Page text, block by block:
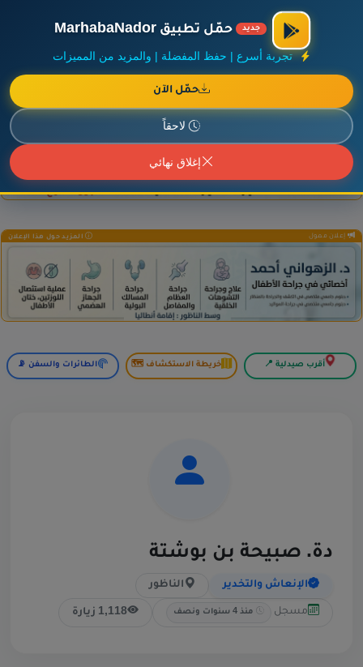
أضف نشاطك مجاناً
جديد حمّل تطبيق MarhabaNador
تجربة أسرع | حفظ المفضلة | والمزيد من المميزات
حمّل الآن
لاحقاً
إغلاق نهائي
إعلان ممول المزيد حول هذا الإعلان
إعلان ممول المزيد حول هذا الإعلان
أقرب صيدلية 📍 خريطة الاستكشاف 🗺️ الطائرات والسفن 📡
دة. صبيحة بن بوشتة
الإنعاش والتخدير الناظور
مسجل منذ 4 سنوات ونصف 1,118 زيارة